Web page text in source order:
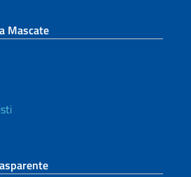
Mascate